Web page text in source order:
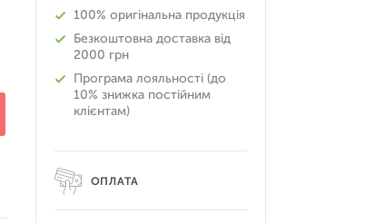
100% оригінальна продукція
Безкоштовна доставка від
2000 грн
Програма лояльності (до
10% знижка постійним
клієнтам)
ОПЛАТА